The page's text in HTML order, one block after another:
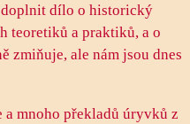
doplnit dílo o historický
teoretiků a praktiků, a o
zmiňuje, ale nám jsou dnes
mnoho překladů úryvků z